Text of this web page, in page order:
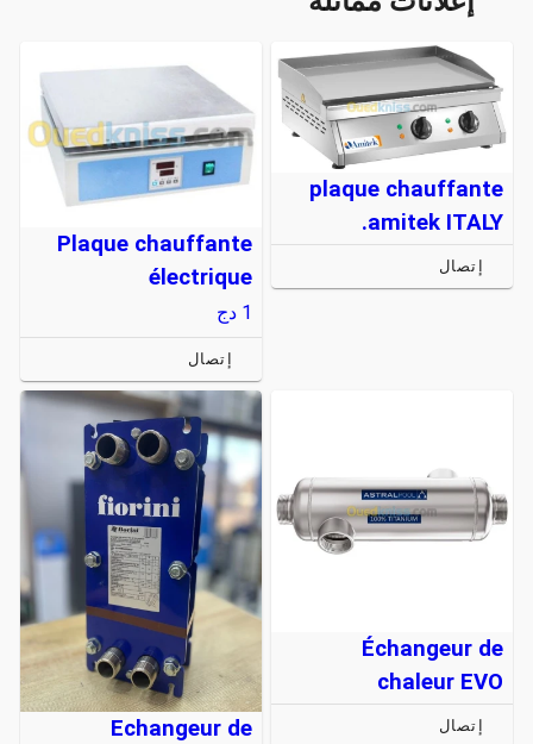
plaque chauffante
amitek ITALY.
إتصال
Plaque chauffante
électrique
1 دج
إتصال
Échangeur de
chaleur EVO
إتصال
Echangeur de